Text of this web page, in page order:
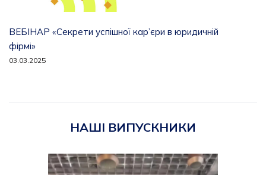
ВЕБІНАР «Секрети успішної кар’єри в юридичній
фірмі»
03.03.2025
НАШІ ВИПУСКНИКИ